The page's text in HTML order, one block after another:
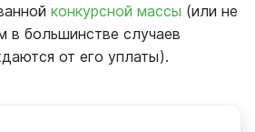
конкурсной массы (или не
в большинстве случаев
от его уплаты).